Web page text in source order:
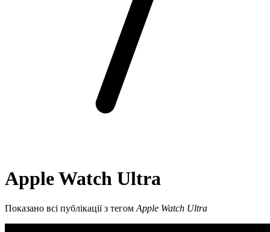
Apple Watch Ultra
Показано всі публікації з тегом Apple Watch Ultra